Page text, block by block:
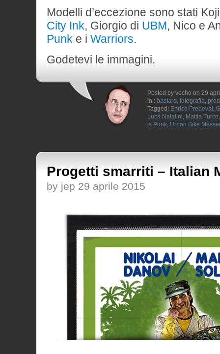
Modelli d’eccezione sono stati
City Ink, Giorgio di UBM, Nico e
Punk e i Warriors.
Godetevi le immagini.
Posted by vecho on 29
in : bastard , fotografia,
Tagged: Enrico Predeval ,
Luca Natalini, Mattia Turco
is Punk, Urban Bike
Progetti smarriti – Italian
by jep 29 aprile 2015